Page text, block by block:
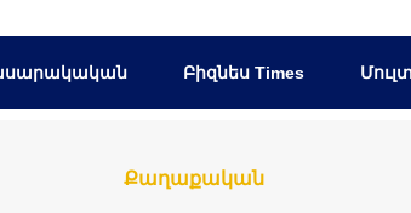
Բիզնես Times
Քաղաքական